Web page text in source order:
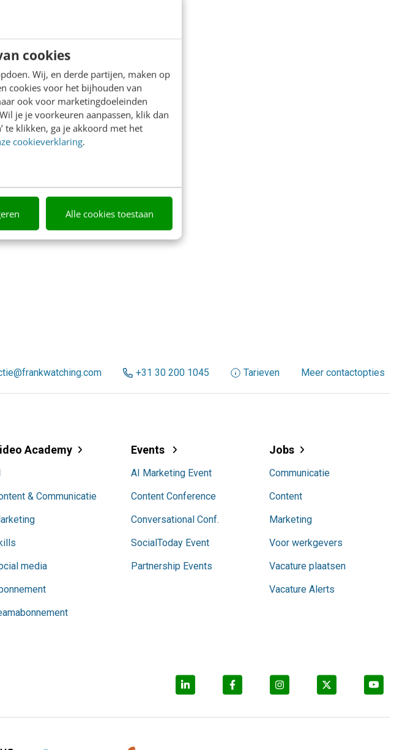
cookies
Wij, en derde partijen, maken op
cookies voor het bijhouden van
ook voor marketingdoeleinden
je je voorkeuren aanpassen, klik dan
te klikken, ga je akkoord met het
cookieverklaring.
Alle cookies toestaan
+31 30 200 1045 Tarieven Meer contactopties
Academy
& Communicatie
media
Events
AI Marketing Event
Content Conference
Conversational Conf.
SocialToday Event
Partnership Events
Jobs
Communicatie
Content
Marketing
Voor werkgevers
Vacature plaatsen
Vacature Alerts